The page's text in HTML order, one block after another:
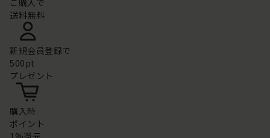
ご購入で
送料無料
新規会員登録で
500pt
プレゼント
購入時
ポイント